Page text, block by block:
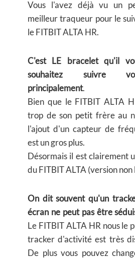
Vous l'avez déjà vu un
meilleur traqueur pour le
le FITBIT ALTA HR.
C'est LE bracelet qu'il
souhaitez suivre
principalement.
Bien que le FITBIT ALTA
trop de son petit frère au
l'ajout d'un capteur de
est un gros plus.
Désormais il est clairement
du FITBIT ALTA (version non
On dit souvent qu'un
écran ne peut pas être
Le FITBIT ALTA HR nous le
tracker d'activité est très
De plus vous pouvez